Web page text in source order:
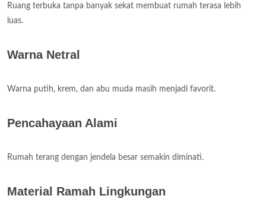
Ruang terbuka tanpa banyak sekat membuat rumah terasa lebih
luas.
Warna Netral
Warna putih, krem, dan abu muda masih menjadi favorit.
Pencahayaan Alami
Rumah terang dengan jendela besar semakin diminati.
Material Ramah Lingkungan